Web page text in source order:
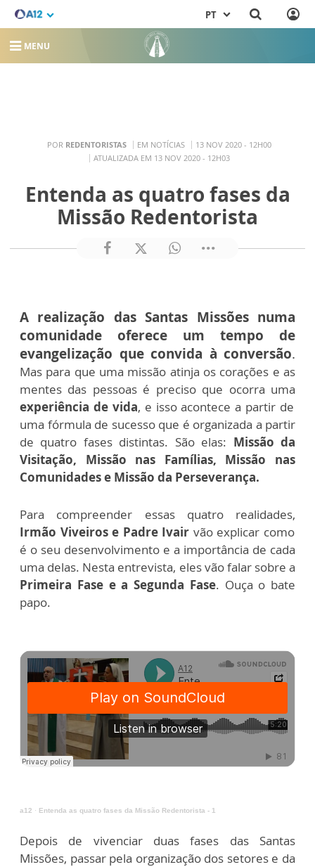
PT
MENU
POR REDENTORISTAS EM NOTÍCIAS
13 NOV 2020 - 12H00
ATUALIZADA EM 13 NOV 2020 - 12H03
Entenda as quatro fases da
Missão Redentorista
A realização das Santas Missões numa
comunidade oferece um tempo de
evangelização que convida à conversão.
Mas para que uma missão atinja os corações e as
mentes das pessoas é preciso que ocorra uma
experiência de vida, e isso acontece a partir de
uma fórmula de sucesso que é organizada a partir
de quatro fases distintas. São elas: Missão da
Visitação, Missão nas Famílias, Missão nas
Comunidades e Missão da Perseverança.
Para compreender essas quatro realidades,
Irmão Viveiros e Padre Ivair vão explicar como
é o seu desenvolvimento e a importância de cada
uma delas. Nesta entrevista, eles vão falar sobre a
Primeira Fase e a Segunda Fase. Ouça o bate
papo.
a12 · Entenda as quatro fases da Missão Redentorista - 1
Depois de vivenciar duas fases das Santas
Missões, passar pela organização dos setores e da